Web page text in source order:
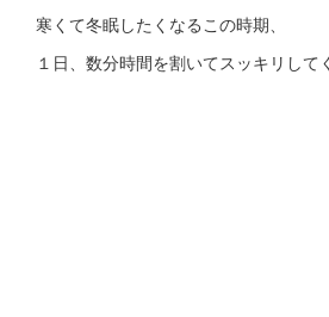
寒くて冬眠したくなるこの時期、
１日、数分時間を割いてスッキリして